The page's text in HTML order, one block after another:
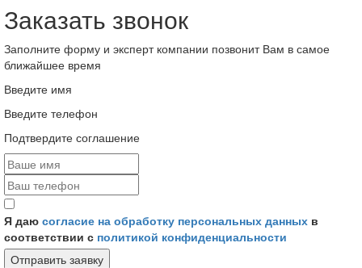
Заказать звонок
Заполните форму и эксперт компании позвонит Вам в самое
ближайшее время
Введите имя
Введите телефон
Подтвердите соглашение
Я даю согласие на обработку персональных данных в
соответствии с политикой конфиденциальности
Отправить заявку